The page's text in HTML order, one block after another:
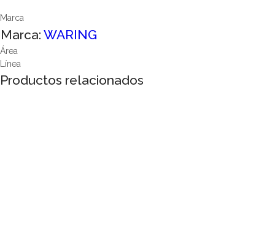
Marca
Marca: WARING
Área
Línea
Productos relacionados